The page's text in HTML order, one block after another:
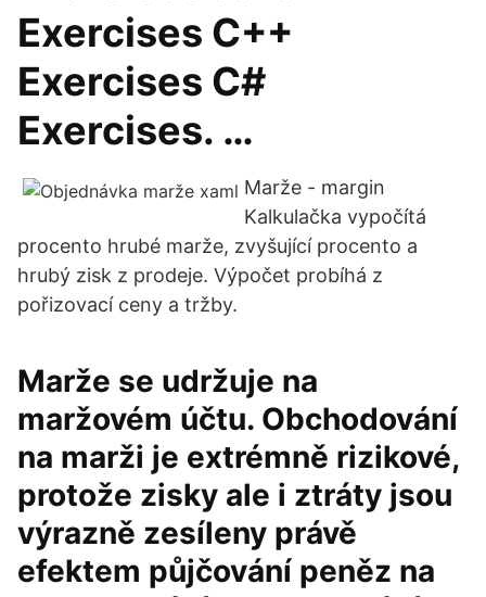
Exercises C++
Exercises C#
Exercises. …
Marže - margin
Kalkulačka vypočítá
procento hrubé marže, zvyšující procento a
hrubý zisk z prodeje. Výpočet probíhá z
pořizovací ceny a tržby.
Marže se udržuje na
maržovém účtu. Obchodování
na marži je extrémně rizikové,
protože zisky ale i ztráty jsou
výrazně zesíleny právě
efektem půjčování peněz na